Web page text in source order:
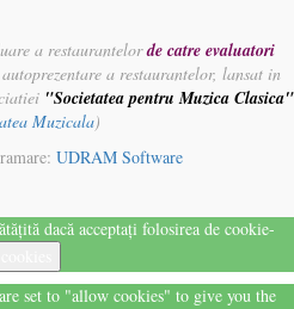
a restaurantelorde catre evaluatori
a restaurantelor, lansat in
"Societatea pentru Muzica Clasica"
Muzicala)
UDRAM Software
dacă acceptați folosirea de cookie-
set to "allow cookies" to give you the